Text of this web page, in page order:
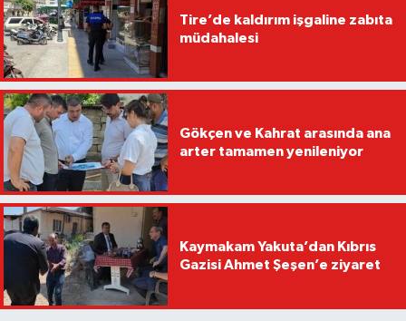
Tire’de kaldırım işgaline zabıta
müdahalesi
Gökçen ve Kahrat arasında ana
arter tamamen yenileniyor
Kaymakam Yakuta’dan Kıbrıs
Gazisi Ahmet Şeşen’e ziyaret